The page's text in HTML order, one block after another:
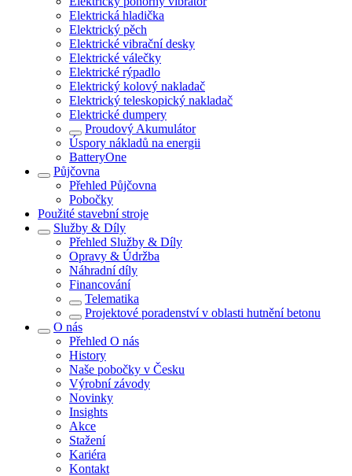
Elektrická hladička
Elektrický pěch
Elektrické vibrační desky
Elektrické válečky
Elektrické rýpadlo
Elektrický kolový nakladač
Elektrický teleskopický nakladač
Elektrické dumpery
Proudový Akumulátor
Úspory nákladů na energii
BatteryOne
Půjčovna
Přehled Půjčovna
Pobočky
Použité stavební stroje
Služby & Díly
Přehled Služby & Díly
Opravy & Údržba
Náhradní díly
Financování
Telematika
Projektové poradenství v oblasti hutnění betonu
O nás
Přehled O nás
History
Naše pobočky v Česku
Výrobní závody
Novinky
Insights
Akce
Stažení
Kariéra
Kontakt